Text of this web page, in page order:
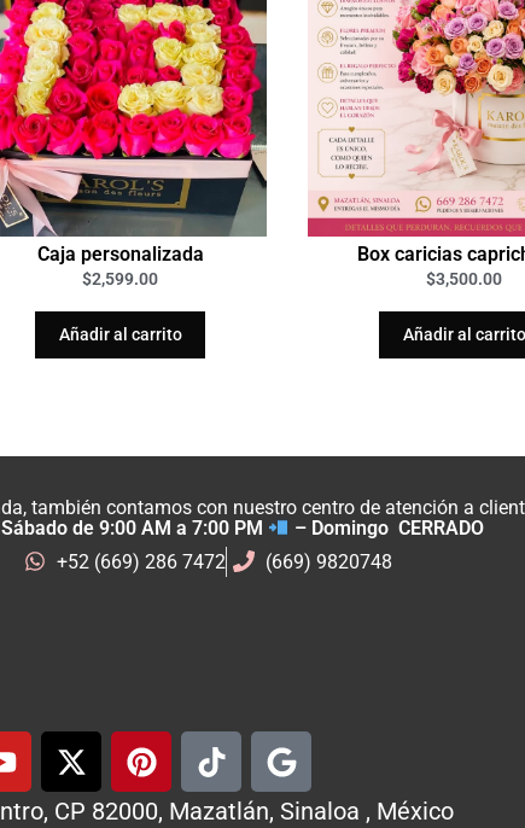
Caja personalizada
$2,599.00
Añadir al carrito
Box caricias
$3,500.00
Añadir al carrito
también contamos con nuestro centro de atención a
de 9:00 AM a 7:00 PM
– Domingo CERRADO
+52 (669) 286 7472
(669) 9820748
CP 82000, Mazatlán, Sinaloa , México